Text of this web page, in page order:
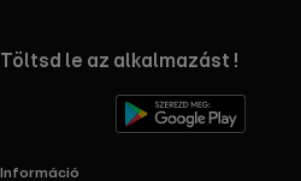
RTL+ useful links.
Töltsd le az alkalmazást !
Információ